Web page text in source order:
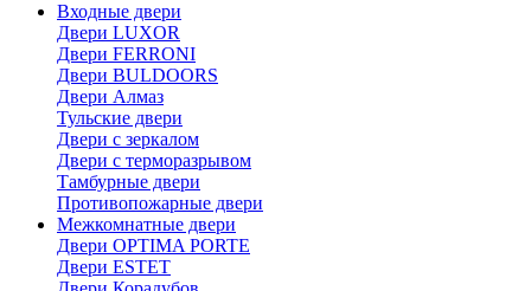
Входные двери
Двери LUXOR
Двери FERRONI
Двери BULDOORS
Двери Алмаз
Тульские двери
Двери с зеркалом
Двери с терморазрывом
Тамбурные двери
Противопожарные двери
Межкомнатные двери
Двери OPTIMA PORTE
Двери ESTET